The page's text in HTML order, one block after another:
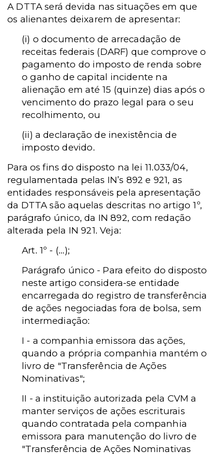
A DTTA será devida nas situações em que
os alienantes deixarem de apresentar:
(i) o documento de arrecadação de
receitas federais (DARF) que comprove o
pagamento do imposto de renda sobre
o ganho de capital incidente na
alienação em até 15 (quinze) dias após o
vencimento do prazo legal para o seu
recolhimento, ou
(ii) a declaração de inexistência de
imposto devido.
Para os fins do disposto na lei 11.033/04,
regulamentada pelas IN’s 892 e 921, as
entidades responsáveis pela apresentação
da DTTA são aquelas descritas no artigo 1º,
parágrafo único, da IN 892, com redação
alterada pela IN 921. Veja:
Art. 1º - (...);
Parágrafo único - Para efeito do disposto
neste artigo considera-se entidade
encarregada do registro de transferência
de ações negociadas fora de bolsa, sem
intermediação:
I - a companhia emissora das ações,
quando a própria companhia mantém o
livro de "Transferência de Ações
Nominativas";
II - a instituição autorizada pela CVM a
manter serviços de ações escriturais
quando contratada pela companhia
emissora para manutenção do livro de
"Transferência de Ações Nominativas